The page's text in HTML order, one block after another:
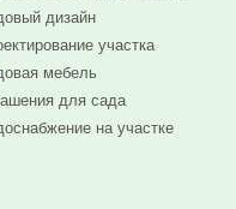
дизайн
участка
мебель
для сада
на участке